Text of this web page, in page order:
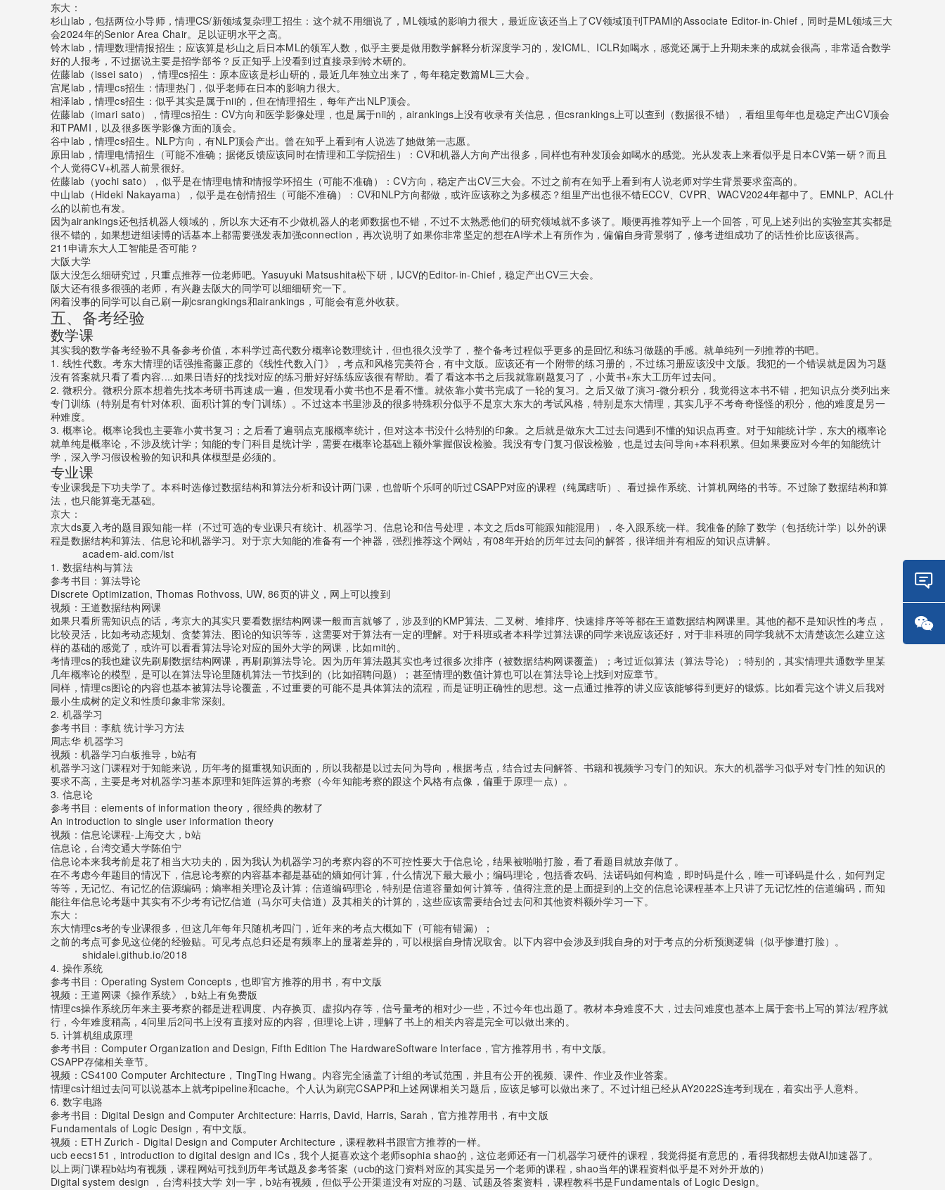
东大：
杉山lab，包括两位小导师，情理CS/新领域复杂理工招生：这个就不用细说了，ML领域的影响力很大，最近应该还当上了CV领域顶刊TPAMI的Associate Editor-in-Chief，同时是ML领域三大
会2024年的Senior Area Chair。足以证明水平之高。
铃木lab，情理数理情报招生；应该算是杉山之后日本ML的领军人数，似乎主要是做用数学解释分析深度学习的，发ICML、ICLR如喝水，感觉还属于上升期未来的成就会很高，非常适合数学
好的人报考，不过据说主要是招学部爷？反正知乎上没看到过直接录到铃木研的。
佐藤lab（issei sato），情理cs招生：原本应该是杉山研的，最近几年独立出来了，每年稳定数篇ML三大会。
宫尾lab，情理cs招生：情理热门，似乎老师在日本的影响力很大。
相泽lab，情理cs招生：似乎其实是属于nii的，但在情理招生，每年产出NLP顶会。
佐藤lab（imari sato），情理cs招生：CV方向和医学影像处理，也是属于nii的，airankings上没有收录有关信息，但csrankings上可以查到（数据很不错），看组里每年也是稳定产出CV顶会
和TPAMI，以及很多医学影像方面的顶会。
谷中lab，情理cs招生。NLP方向，有NLP顶会产出。曾在知乎上看到有人说选了她做第一志愿。
原田lab，情理电情招生（可能不准确；据佬反馈应该同时在情理和工学院招生）：CV和机器人方向产出很多，同样也有种发顶会如喝水的感觉。光从发表上来看似乎是日本CV第一研？而且
个人觉得CV+机器人前景很好。
佐藤lab（yochi sato），似乎是在情理电情和情报学环招生（可能不准确）：CV方向，稳定产出CV三大会。不过之前有在知乎上看到有人说老师对学生背景要求蛮高的。
中山lab（Hideki Nakayama），似乎是在创情招生（可能不准确）：CV和NLP方向都做，或许应该称之为多模态？组里产出也很不错ECCV、CVPR、WACV2024年都中了。EMNLP、ACL什
么的以前也有发。
因为airankings还包括机器人领域的，所以东大还有不少做机器人的老师数据也不错，不过不太熟悉他们的研究领域就不多谈了。顺便再推荐知乎上一个回答，可见上述列出的实验室其实都是
很不错的，如果想进组读博的话基本上都需要强发表加强connection，再次说明了如果你非常坚定的想在AI学术上有所作为，偏偏自身背景弱了，修考进组成功了的话性价比应该很高。
211申请东大人工智能是否可能？
大阪大学
阪大没怎么细研究过，只重点推荐一位老师吧。Yasuyuki Matsushita松下研，IJCV的Editor-in-Chief，稳定产出CV三大会。
阪大还有很多很强的老师，有兴趣去阪大的同学可以细细研究一下。
闲着没事的同学可以自己刷一刷csrangkings和airankings，可能会有意外收获。
五、备考经验
数学课
其实我的数学备考经验不具备参考价值，本科学过高代数分概率论数理统计，但也很久没学了，整个备考过程似乎更多的是回忆和练习做题的手感。就单纯列一列推荐的书吧。
1. 线性代数。考东大情理的话强推斋藤正彦的《线性代数入门》，考点和风格完美符合，有中文版。应该还有一个附带的练习册的，不过练习册应该没中文版。我犯的一个错误就是因为习题
没有答案就只看了看内容....如果日语好的找找对应的练习册好好练练应该很有帮助。看了看这本书之后我就靠刷题复习了，小黄书+东大工历年过去问。
2. 微积分。微积分原本想着先找本考研书再速成一遍，但发现看小黄书也不是看不懂。就依靠小黄书完成了一轮的复习。之后又做了演习-微分积分，我觉得这本书不错，把知识点分类列出来
专门训练（特别是有针对体积、面积计算的专门训练）。不过这本书里涉及的很多特殊积分似乎不是京大东大的考试风格，特别是东大情理，其实几乎不考奇奇怪怪的积分，他的难度是另一
种难度。
3. 概率论。概率论我也主要靠小黄书复习；之后看了遍弱点克服概率统计，但对这本书没什么特别的印象。之后就是做东大工过去问遇到不懂的知识点再查。对于知能统计学，东大的概率论
就单纯是概率论，不涉及统计学；知能的专门科目是统计学，需要在概率论基础上额外掌握假设检验。我没有专门复习假设检验，也是过去问导向+本科积累。但如果要应对今年的知能统计
学，深入学习假设检验的知识和具体模型是必须的。
专业课
专业课我是下功夫学了。本科时选修过数据结构和算法分析和设计两门课，也曾听个乐呵的听过CSAPP对应的课程（纯属瞎听）、看过操作系统、计算机网络的书等。不过除了数据结构和算
法，也只能算毫无基础。
京大：
京大ds夏入考的题目跟知能一样（不过可选的专业课只有统计、机器学习、信息论和信号处理，本文之后ds可能跟知能混用），冬入跟系统一样。我准备的除了数学（包括统计学）以外的课
程是数据结构和算法、信息论和机器学习。对于京大知能的准备有一个神器，强烈推荐这个网站，有08年开始的历年过去问的解答，很详细并有相应的知识点讲解。
academ-aid.com/ist
1. 数据结构与算法
参考书目：算法导论
Discrete Optimization, Thomas Rothvoss, UW, 86页的讲义，网上可以搜到
视频：王道数据结构网课
如果只看所需知识点的话，考京大的其实只要看数据结构网课一般而言就够了，涉及到的KMP算法、二叉树、堆排序、快速排序等等都在王道数据结构网课里。其他的都不是知识性的考点，
比较灵活，比如考动态规划、贪婪算法、图论的知识等等，这需要对于算法有一定的理解。对于科班或者本科学过算法课的同学来说应该还好，对于非科班的同学我就不太清楚该怎么建立这
样的基础的感觉了，或许可以看看算法导论对应的国外大学的网课，比如mit的。
考情理cs的我也建议先刷刷数据结构网课，再刷刷算法导论。因为历年算法题其实也考过很多次排序（被数据结构网课覆盖）；考过近似算法（算法导论）；特别的，其实情理共通数学里某
几年概率论的模型，是可以在算法导论里随机算法一节找到的（比如招聘问题）；甚至情理的数值计算也可以在算法导论上找到对应章节。
同样，情理cs图论的内容也基本被算法导论覆盖，不过重要的可能不是具体算法的流程，而是证明正确性的思想。这一点通过推荐的讲义应该能够得到更好的锻炼。比如看完这个讲义后我对
最小生成树的定义和性质印象非常深刻。
2. 机器学习
参考书目：李航 统计学习方法
周志华 机器学习
视频：机器学习白板推导，b站有
机器学习这门课程对于知能来说，历年考的挺重视知识面的，所以我都是以过去问为导向，根据考点，结合过去问解答、书籍和视频学习专门的知识。东大的机器学习似乎对专门性的知识的
要求不高，主要是考对机器学习基本原理和矩阵运算的考察（今年知能考察的跟这个风格有点像，偏重于原理一点）。
3. 信息论
参考书目：elements of information theory，很经典的教材了
An introduction to single user information theory
视频：信息论课程-上海交大，b站
信息论，台湾交通大学陈伯宁
信息论本来我考前是花了相当大功夫的，因为我认为机器学习的考察内容的不可控性要大于信息论，结果被啪啪打脸，看了看题目就放弃做了。
在不考虑今年题目的情况下，信息论考察的内容基本都是基础的熵如何计算，什么情况下最大最小；编码理论，包括香农码、法诺码如何构造，即时码是什么，唯一可译码是什么，如何判定
等等，无记忆、有记忆的信源编码；熵率相关理论及计算；信道编码理论，特别是信道容量如何计算等，值得注意的是上面提到的上交的信息论课程基本上只讲了无记忆性的信道编码，而知
能往年信息论考题中其实有不少考有记忆信道（马尔可夫信道）及其相关的计算的，这些应该需要结合过去问和其他资料额外学习一下。
东大：
东大情理cs考的专业课很多，但这几年每年只随机考四门，近年来的考点大概如下（可能有错漏）；
之前的考点可参见这位佬的经验贴。可见考点总归还是有频率上的显著差异的，可以根据自身情况取舍。以下内容中会涉及到我自身的对于考点的分析预测逻辑（似乎惨遭打脸）。
shidalei.github.io/2018
4. 操作系统
参考书目：Operating System Concepts，也即官方推荐的用书，有中文版
视频：王道网课《操作系统》，b站上有免费版
情理cs操作系统历年来主要考察的都是进程调度、内存换页、虚拟内存等，信号量考的相对少一些，不过今年也出题了。教材本身难度不大，过去问难度也基本上属于套书上写的算法/程序就
行，今年难度稍高，4问里后2问书上没有直接对应的内容，但理论上讲，理解了书上的相关内容是完全可以做出来的。
5. 计算机组成原理
参考书目：Computer Organization and Design, Fifth Edition The HardwareSoftware Interface，官方推荐用书，有中文版。
CSAPP存储相关章节。
视频：CS4100 Computer Architecture，TingTing Hwang。内容完全涵盖了计组的考试范围，并且有公开的视频、课件、作业及作业答案。
情理cs计组过去问可以说基本上就考pipeline和cache。个人认为刷完CSAPP和上述网课相关习题后，应该足够可以做出来了。不过计组已经从AY2022S连考到现在，着实出乎人意料。
6. 数字电路
参考书目：Digital Design and Computer Architecture: Harris, David, Harris, Sarah，官方推荐用书，有中文版
Fundamentals of Logic Design，有中文版。
视频：ETH Zurich - Digital Design and Computer Architecture，课程教科书跟官方推荐的一样。
ucb eecs151，introduction to digital design and ICs，我个人挺喜欢这个老师sophia shao的，这位老师还有一门机器学习硬件的课程，我觉得挺有意思的，看得我都想去做AI加速器了。
以上两门课程b站均有视频，课程网站可找到历年考试题及参考答案（ucb的这门资料对应的其实是另一个老师的课程，shao当年的课程资料似乎是不对外开放的）
Digital system design ，台湾科技大学 刘一宇，b站有视频，但似乎公开渠道没有对应的习题、试题及答案资料，课程教科书是Fundamentals of Logic Design。
在线
咨询